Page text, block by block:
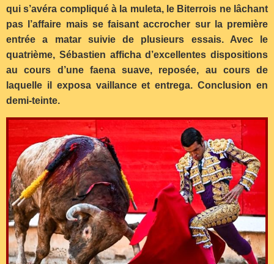
qui s’avéra compliqué à la muleta, le Biterrois ne lâchant
pas l’affaire mais se faisant accrocher sur la première
entrée a matar suivie de plusieurs essais. Avec le
quatrième, Sébastien afficha d’excellentes dispositions
au cours d’une faena suave, reposée, au cours de
laquelle il exposa vaillance et entrega. Conclusion en
demi-teinte.